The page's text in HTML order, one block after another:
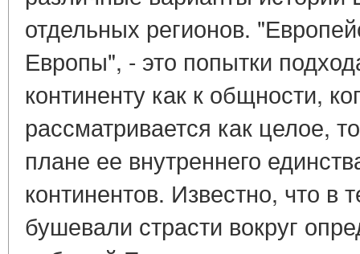
отдельных регионов.
Европы", - это попытки
континенту как к общности,
рассматривается как целое,
плане ее внутреннего
континентов. Известно, что в
бушевали страсти вокруг